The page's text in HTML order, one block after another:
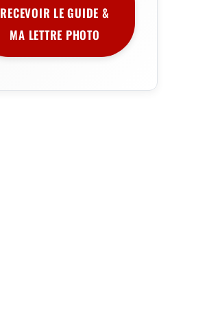
RECEVOIR LE GUIDE &
MA LETTRE PHOTO